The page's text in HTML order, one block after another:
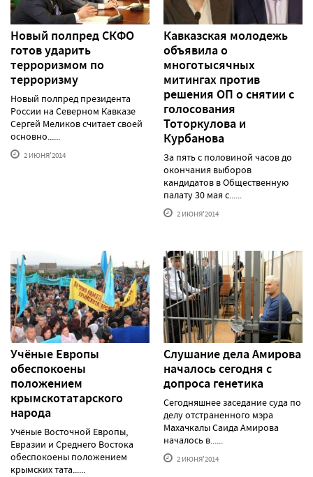
Новый полпред СКФО
готов ударить
терроризмом по
терроризму
Новый полпред президента
России на Северном Кавказе
Сергей Меликов считает своей
основно......
2 ИЮНЯ'2014
Кавказская молодежь
объявила о
многотысячных
митингах против
решения ОП о снятии с
голосования
Тоторкулова и
Курбанова
За пять с половиной часов до
окончания выборов
кандидатов в Общественную
палату 30 мая с......
2 ИЮНЯ'2014
Учёные Европы
обеспокоены
положением
крымскотатарского
народа
Учёные Восточной Европы,
Евразии и Среднего Востока
обеспокоены положением
крымских тата......
Слушание дела Амирова
началось сегодня с
допроса генетика
Сегодняшнее заседание суда по
делу отстраненного мэра
Махачкалы Саида Амирова
началось в......
2 ИЮНЯ'2014